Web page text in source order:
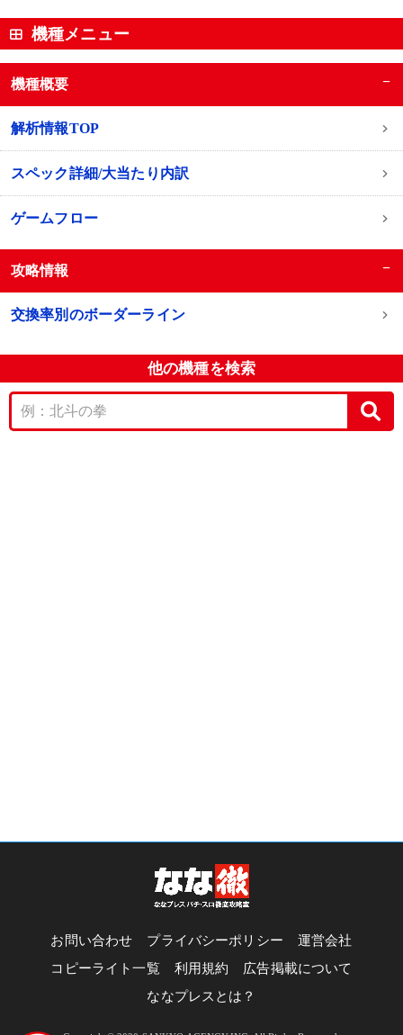
機種メニュー
機種概要 −
解析情報TOP
スペック詳細/大当たり内訳
ゲームフロー
攻略情報 −
交換率別のボーダーライン
他の機種を検索
お問い合わせ プライバシーポリシー
運営会社
コピーライト一覧
利用規約
広告掲載について
ななプレスとは？